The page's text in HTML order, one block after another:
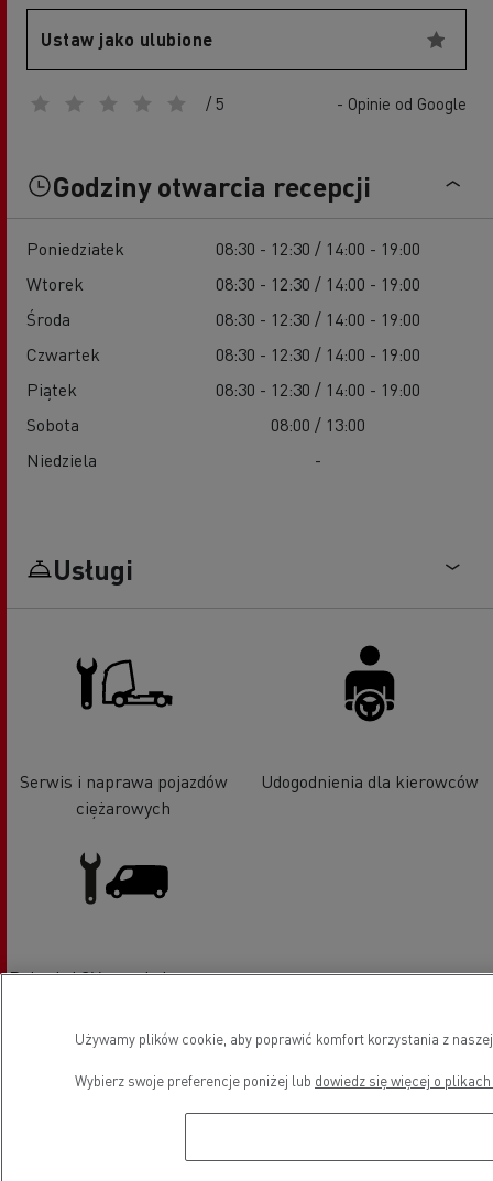
Ustaw jako ulubione
/ 5 - Opinie od Google
Godziny otwarcia recepcji
Poniedziałek
08:30 - 12:30 / 14:00 - 19:00
Wtorek
08:30 - 12:30 / 14:00 - 19:00
Środa
08:30 - 12:30 / 14:00 - 19:00
Czwartek
08:30 - 12:30 / 14:00 - 19:00
Piątek
08:30 - 12:30 / 14:00 - 19:00
Sobota
08:00 / 13:00
Niedziela
-
Usługi
Serwis i naprawa pojazdów
ciężarowych
Udogodnienia dla kierowców
Pojazdy LCV serwis i naprawa
Lokalizacja
Używamy plików cookie, aby poprawić komfort korzystania z
Wybierz swoje preferencje poniżej lub dowiedz się więcej o